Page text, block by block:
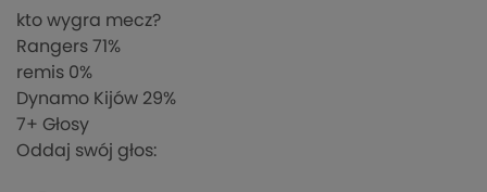
kto wygra mecz?
Rangers 71%
remis 0%
Dynamo Kijów 29%
7+ Głosy
Oddaj swój głos: